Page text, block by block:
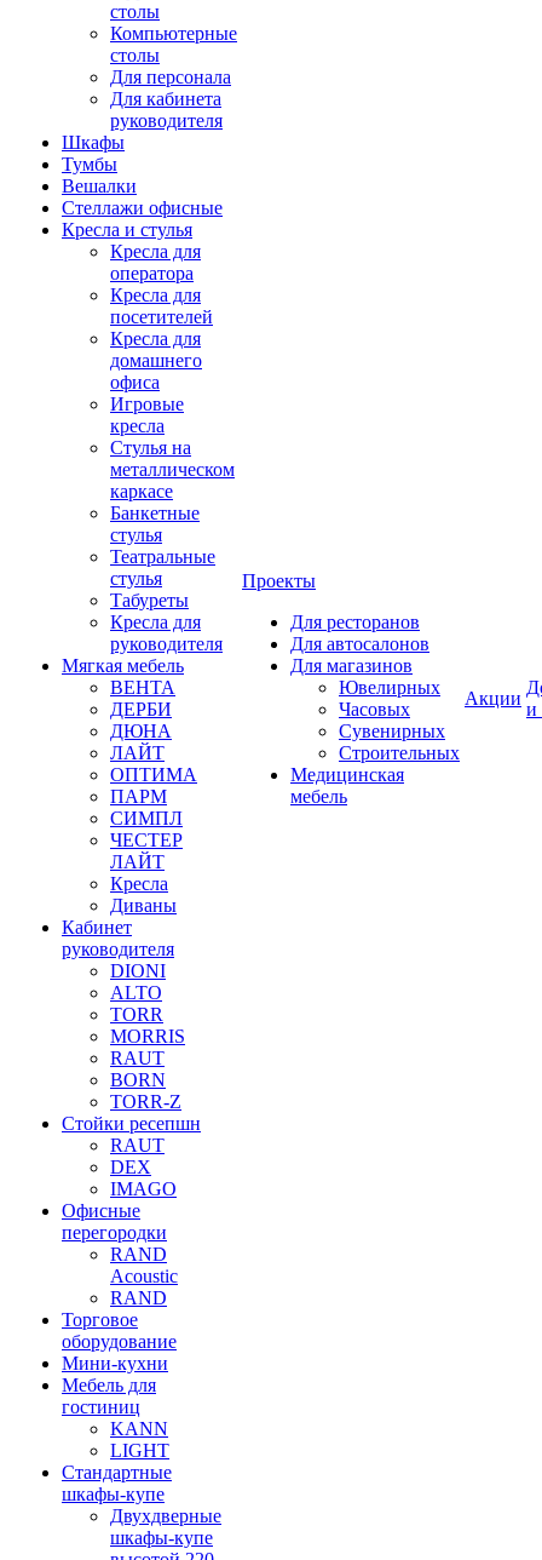
столы
Компьютерные
столы
Для персонала
Для кабинета
руководителя
Шкафы
Тумбы
Вешалки
Стеллажи офисные
Кресла и стулья
Кресла для
оператора
Кресла для
посетителей
Кресла для
домашнего
офиса
Игровые
кресла
Стулья на
металлическом
каркасе
Банкетные
стулья
Театральные
стулья
Табуреты
Кресла для
руководителя
Мягкая мебель
ВЕНТА
ДЕРБИ
ДЮНА
ЛАЙТ
ОПТИМА
ПАРМ
СИМПЛ
ЧЕСТЕР
ЛАЙТ
Кресла
Диваны
Кабинет
руководителя
DIONI
ALTO
TORR
MORRIS
RAUT
BORN
TORR-Z
Стойки ресепшн
RAUT
DEX
IMAGO
Офисные
перегородки
RAND
Acoustic
RAND
Торговое
оборудование
Мини-кухни
Мебель для
гостиниц
KANN
LIGHT
Стандартные
шкафы-купе
Двухдверные
шкафы-купе
Проекты
Для ресторанов
Для автосалонов
Для магазинов
Ювелирных
Часовых
Сувенирных
Строительных
Медицинская
мебель
Акции
и